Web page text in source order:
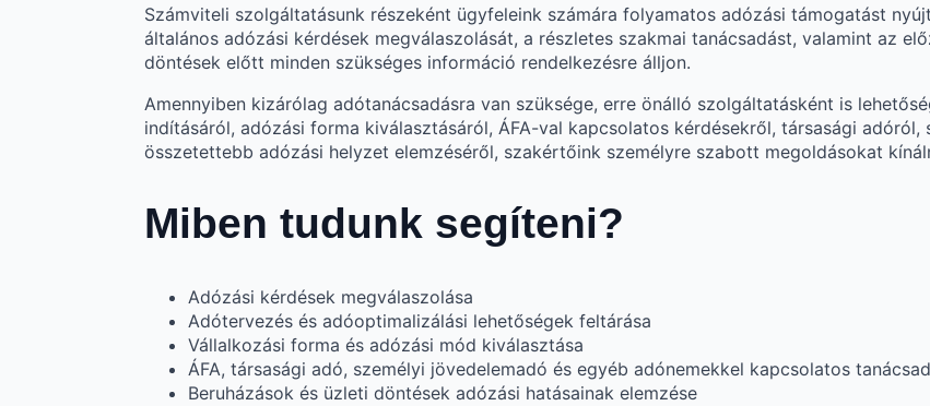
Számviteli szolgáltatásunk részeként ügyfeleink számára folyamatos adózási támogatást
általános adózási kérdések megválaszolását, a részletes szakmai tanácsadást, valamint az
döntések előtt minden szükséges információ rendelkezésre álljon.
Amennyiben kizárólag adótanácsadásra van szüksége, erre önálló szolgáltatásként is
indításáról, adózási forma kiválasztásáról, ÁFA-val kapcsolatos kérdésekről, társasági
összetettebb adózási helyzet elemzéséről, szakértőink személyre szabott megoldásokat
Miben tudunk segíteni?
Adózási kérdések megválaszolása
Adótervezés és adóoptimalizálási lehetőségek feltárása
Vállalkozási forma és adózási mód kiválasztása
ÁFA, társasági adó, személyi jövedelemadó és egyéb adónemekkel kapcsolatos
Beruházások és üzleti döntések adózási hatásainak elemzése